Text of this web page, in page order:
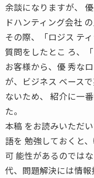
余談になりますが、
ドハンティング会社
その際、「ロジス テ
質問をしたとこ ろ、
お客様から、優 秀な
が、ビジネス ベース
ないため、 紹介に一
た。
本稿 をお読みいただ
語を 勉強しておくと
可 能性があるのでは
代、問題解決には情